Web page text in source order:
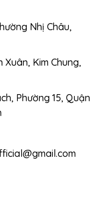
Nhị Châu,
Xuân, Kim Chung,
Phường 15, Quận